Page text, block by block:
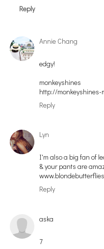
Reply
Annie Chang
edgy!
monkeyshines
http://monkeyshines-
Reply
Lyn
I'm also a big fan of
& your pants are
Reply
aska
7